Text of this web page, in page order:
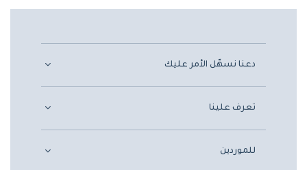
دعنا نسهّل الأمر عليك
تعرف علينا
للموردين